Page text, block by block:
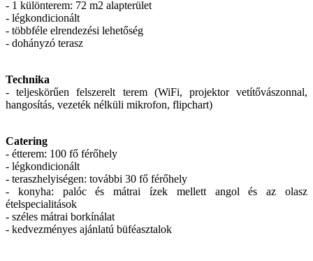
- 1 különterem: 72 m2 alapterület
- légkondicionált
- többféle elrendezési lehetőség
- dohányzó terasz
Technika
- teljeskörűen felszerelt terem (WiFi, projektor vetítővászonnal,
hangosítás, vezeték nélküli mikrofon, flipchart)
Catering
- étterem: 100 fő férőhely
- légkondicionált
- teraszhelyiségen: további 30 fő férőhely
- konyha: palóc és mátrai ízek mellett angol és az olasz
ételspecialitások
- széles mátrai borkínálat
- kedvezményes ajánlatú büféasztalok